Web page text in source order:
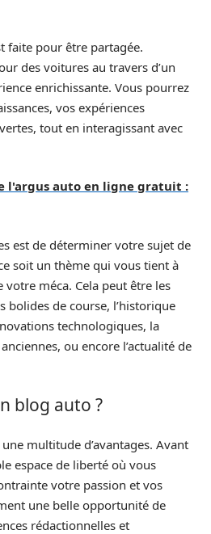
faite pour être partagée.
des voitures au travers d’un
enrichissante. Vous pourrez
vos expériences
tout en interagissant avec
l'argus auto en ligne gratuit :
est de déterminer votre sujet de
soit un thème qui vous tient à
méca. Cela peut être les
bolides de course, l’historique
technologiques, la
ou encore l’actualité de
blog auto ?
multitude d’avantages. Avant
espace de liberté où vous
votre passion et vos
une belle opportunité de
rédactionnelles et